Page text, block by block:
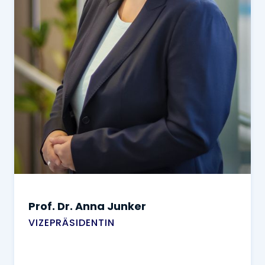
Prof. Dr. Anna Junker
VIZEPRÄSIDENTIN